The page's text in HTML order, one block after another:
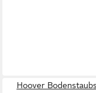
Hoover